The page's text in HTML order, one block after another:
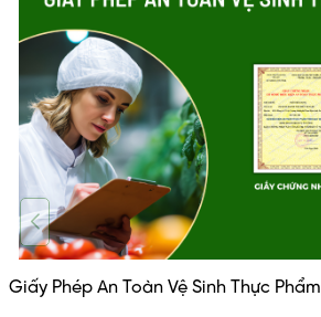
Giấy Phép An Toàn Vệ Sinh Thực Phẩm